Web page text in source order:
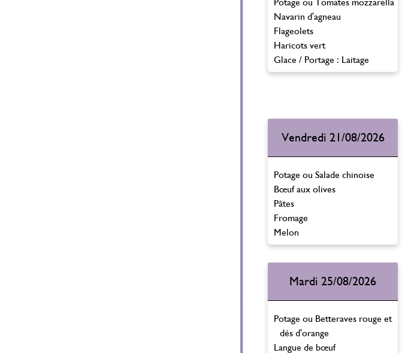
Navarin d'agneau
Flageolets
Haricots vert
Glace / Portage : Laitage
Vendredi 21/08/2026
Potage ou Salade chinoise
Bœuf aux olives
Pâtes
Fromage
Melon
Mardi 25/08/2026
Potage ou Betteraves rouge et
dés d'orange
Langue de bœuf